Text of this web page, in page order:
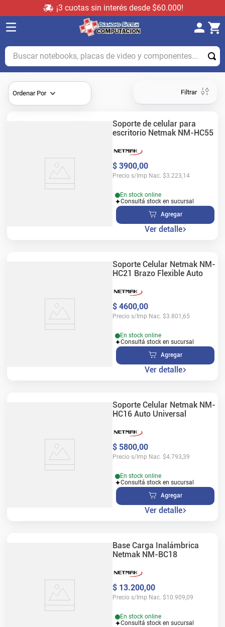
¡3 cuotas sin interés desde $60.000!
Buscar notebooks, placas de video y componentes...
Ordenar Por Filtrar
Soporte de celular para
escritorio Netmak NM-HC55
$ 3900,00
Precio s/Imp Nac. $3.223,14
En stock online
Consultá stock en sucursal
Agregar
Ver detalle
Soporte Celular Netmak NM-
HC21 Brazo Flexible Auto
$ 4600,00
Precio s/Imp Nac. $3.801,65
En stock online
Consultá stock en sucursal
Agregar
Ver detalle
Soporte Celular Netmak NM-
HC16 Auto Universal
$ 5800,00
Precio s/Imp Nac. $4.793,39
En stock online
Consultá stock en sucursal
Agregar
Ver detalle
Base Carga Inalámbrica
Netmak NM-BC18
$ 13.200,00
Precio s/Imp Nac. $10.909,09
En stock online
Consultá stock en sucursal